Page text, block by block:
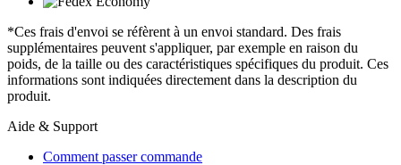
*Ces frais d'envoi se réfèrent à un envoi standard. Des frais
supplémentaires peuvent s'appliquer, par exemple en raison du
poids, de la taille ou des caractéristiques spécifiques du produit. Ces
informations sont indiquées directement dans la description du
produit.
Aide & Support
Comment passer commande